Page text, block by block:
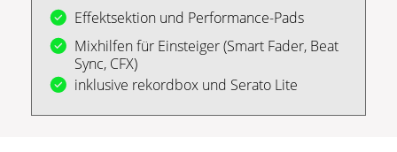
Effektsektion und Performance-Pads
Mixhilfen für Einsteiger (Smart Fader, Beat
Sync, CFX)
inklusive rekordbox und Serato Lite